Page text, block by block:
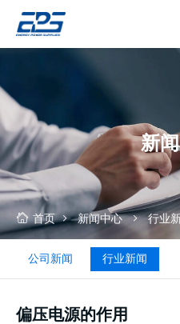
电
的
作
用
新
首页 新闻中心 行业
公司新闻 行业新闻
偏压电源的作用